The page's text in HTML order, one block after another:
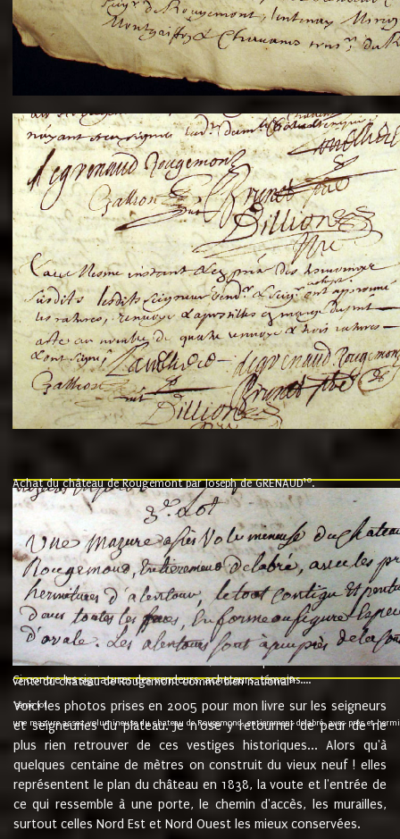
Achat du château de Rougemont par Joseph de GRENAUD10.
"l'an mil six cent soixante treze le ving neuvième jour du mois de
nommé fut présent Messire Claude Guillaume de Moyriat chevalier baron
vend, purement simplement et irrevocablement a monseigneur monsieur
et chavannes conseiller du roy au parlement de Bourgogne, present et
que le dit seigneur Baron de la Vellière a sur ses hommes, indivisables et
de la Velliere tout ainsi et comme le dit seigneur Baron et ses
présent......"
suivent les rentes, donation des terriers, etc... au prix de 880 livre louis
Ci contre les signatures des vendeurs, acheteurs, témoins....
vente du château de Rougemont comme bien national9.
"3ème lot
une mazure assez volumineuse du chateau de Rougemond, entierement delabré, avec près et
Voici les photos prises en 2005 pour mon livre sur les seigneurs
et seigneuries du plateau. Je n'ose y retourner de peur de ne
plus rien retrouver de ces vestiges historiques... Alors qu'à
quelques centaine de mètres on construit du vieux neuf ! elles
représentent le plan du château en 1838, la voute et l'entrée de
ce qui ressemble à une porte, le chemin d'accès, les murailles,
surtout celles Nord Est et Nord Ouest les mieux conservées.